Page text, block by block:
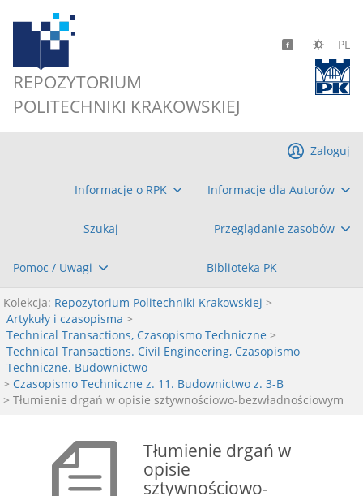
REPOZYTORIUM
POLITECHNIKI KRAKOWSKIEJ
PL
Informacje o RPK Informacje dla Autorów
Szukaj Przeglądanie zasobów
Pomoc / Uwagi Biblioteka PK
Zaloguj
Kolekcja: Repozytorium Politechniki Krakowskiej >
Artykuły i czasopisma >
Technical Transactions, Czasopismo Techniczne >
Technical Transactions. Civil Engineering, Czasopismo
Techniczne. Budownictwo
> Czasopismo Techniczne z. 11. Budownictwo z. 3-B
> Tłumienie drgań w opisie sztywnościowo-bezwładnościowym
Tłumienie drgań w
opisie
sztywnościowo-